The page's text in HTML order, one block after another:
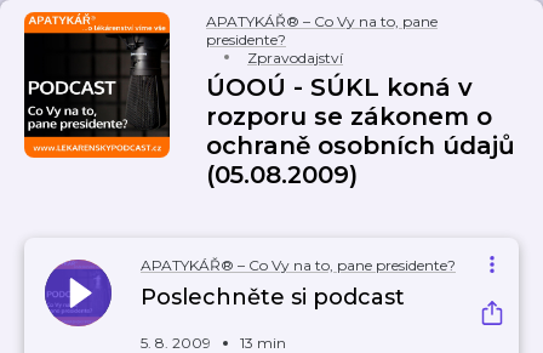
APATYKÁŘ® – Co Vy na to, pane
presidente?
Zpravodajství
ÚOOÚ - SÚKL koná v
rozporu se zákonem o
ochraně osobních údajů
(05.08.2009)
APATYKÁŘ® – Co Vy na to, pane presidente?
Poslechněte si podcast
5. 8. 2009 13 min